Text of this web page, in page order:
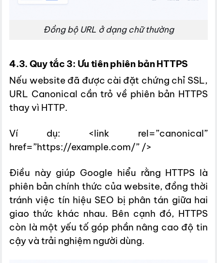
Đồng bộ URL ở dạng chữ thường
4.3. Quy tắc 3: Ưu tiên phiên bản HTTPS
Nếu website đã được cài đặt chứng chỉ SSL,
URL Canonical cần trỏ về phiên bản HTTPS
thay vì HTTP.
Ví dụ: <link rel=”canonical”
href=”https://example.com/” />
Điều này giúp Google hiểu rằng HTTPS là
phiên bản chính thức của website, đồng thời
tránh việc tín hiệu SEO bị phân tán giữa hai
giao thức khác nhau. Bên cạnh đó, HTTPS
còn là một yếu tố góp phần nâng cao độ tin
cậy và trải nghiệm người dùng.